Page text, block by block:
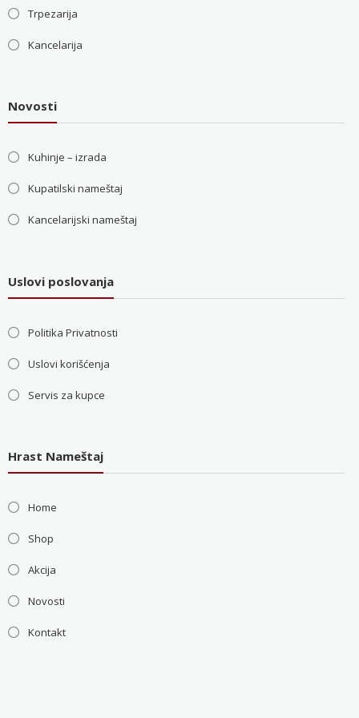
Trpezarija
Kancelarija
Novosti
Kuhinje – izrada
Kupatilski nameštaj
Kancelarijski nameštaj
Uslovi poslovanja
Politika Privatnosti
Uslovi korišćenja
Servis za kupce
Hrast Nameštaj
Home
Shop
Akcija
Novosti
Kontakt